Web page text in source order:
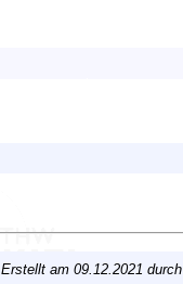
Erstellt am 09.12.2021 durch